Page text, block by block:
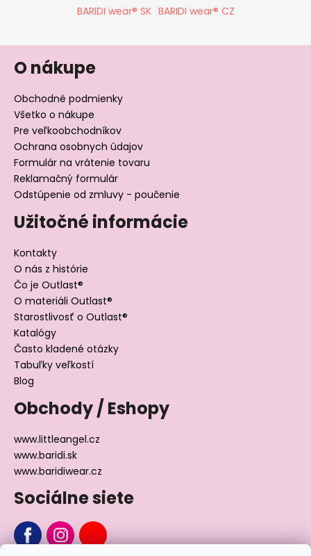
BARIDI wear® SK BARIDI wear® CZ
O nákupe
Obchodné podmienky
Všetko o nákupe
Pre veľkoobchodníkov
Ochrana osobnych údajov
Formulár na vrátenie tovaru
Reklamačný formulár
Odstúpenie od zmluvy - poučenie
Užitočné informácie
Kontakty
O nás z histórie
Čo je Outlast®
O materiáli Outlast®
Starostlivosť o Outlast®
Katalógy
Často kladené otázky
Tabuľky veľkostí
Blog
Obchody / Eshopy
www.littleangel.cz
www.baridi.sk
www.baridiwear.cz
Sociálne siete